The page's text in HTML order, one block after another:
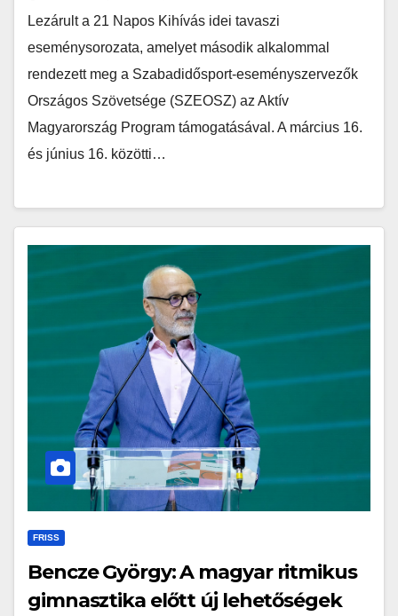
Lezárult a 21 Napos Kihívás idei tavaszi
eseménysorozata, amelyet második alkalommal
rendezett meg a Szabadidősport-eseményszervezők
Országos Szövetsége (SZEOSZ) az Aktív
Magyarország Program támogatásával. A március 16.
és június 16. közötti…
FRISS
Bencze György: A magyar ritmikus
gimnasztika előtt új lehetőségek